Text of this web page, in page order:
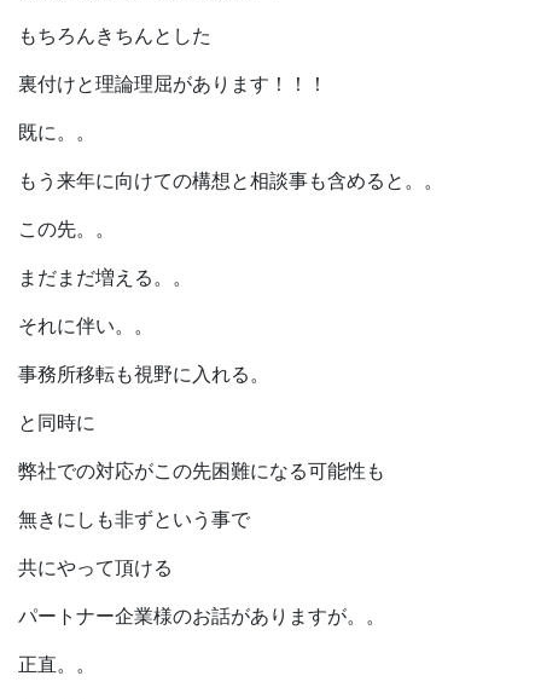
もちろんきちんとした
裏付けと理論理屈があります！！！
既に。。
もう来年に向けての構想と相談事も含めると。。
この先。。
まだまだ増える。。
それに伴い。。
事務所移転も視野に入れる。
と同時に
弊社での対応がこの先困難になる可能性も
無きにしも非ずという事で
共にやって頂ける
パートナー企業様のお話がありますが。。
正直。。